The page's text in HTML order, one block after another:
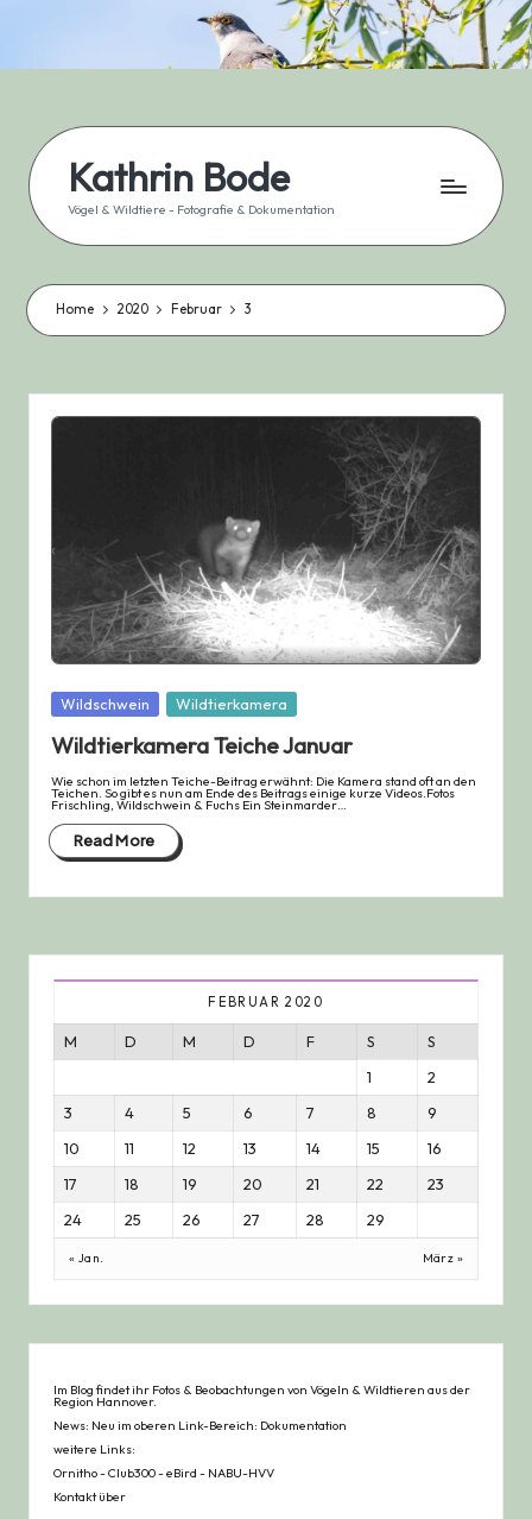
content
Kathrin Bode
Vögel & Wildtiere - Fotografie & Dokumentation
Home 2020 Februar 3
Posted
in Wildschwein Wildtierkamera
Wildtierkamera Teiche Januar
Wie schon im letzten Teiche-Beitrag erwähnt: Die Kamera stand oft an den
Teichen. So gibt es nun am Ende des Beitrags einige kurze Videos.Fotos
Frischling, Wildschwein & Fuchs Ein Steinmarder…
Read More
FEBRUAR 2020
M D M D F S
S
1
2
3
4 5 6 7 8
9
10
11 12 13 14 15
16
17
18 19 20 21 22
23
24
25 26 27 28 29
« Jan. März »
Im Blog findet ihr Fotos & Beobachtungen von Vögeln & Wildtieren aus der
Region Hannover.
News: Neu im oberen Link-Bereich: Dokumentation
weitere Links:
Ornitho-Club300-eBird - NABU-HVV
Kontakt über